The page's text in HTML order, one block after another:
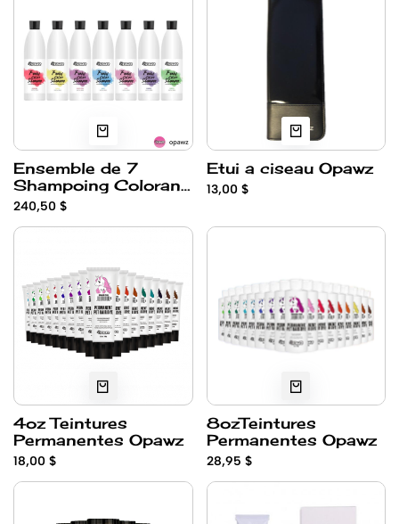
Ensemble de 7
Shampoing Colorant
Opawz 500ml
240,50 $
Etui a ciseau Opawz
13,00 $
4oz Teintures
Permanentes Opawz
18,00 $
8ozTeintures
Permanentes Opawz
28,95 $